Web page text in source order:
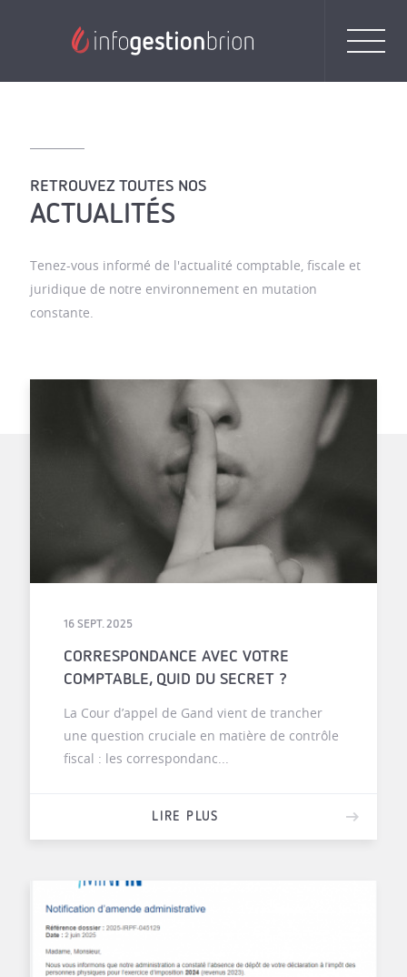
RETROUVEZ TOUTES NOS
ACTUALITÉS
Tenez-vous informé de l'actualité comptable, fiscale et
juridique de notre environnement en mutation
constante.
CORRESPONDANCE AVEC VOTRE
COMPTABLE, QUID DU SECRET ?
16 SEPT. 2025
La Cour d’appel de Gand vient de trancher
une question cruciale en matière de contrôle
fiscal : les correspondanc...
LIRE PLUS